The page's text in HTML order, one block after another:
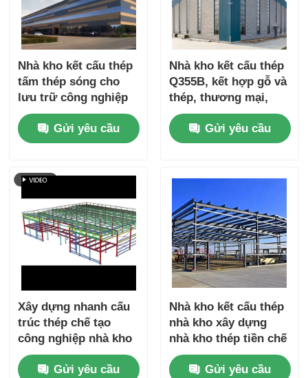
Nhà kho kết cấu thép
tấm thép sóng cho
lưu trữ công nghiệp
Gửi yêu cầu
Nhà kho kết cấu thép
Q355B, kết hợp gỗ và
thép, thương mại,
container lắp ghép
Gửi yêu cầu
Xây dựng nhanh cấu
trúc thép chế tạo
công nghiệp nhà kho
kim loại tòa nhà với
thiết kế chuyên
Gửi yêu cầu
Nhà kho kết cấu thép
nhà kho xây dựng
nhà kho thép tiền chế
nhà xưởng nhà kho
nhà xưởngGửi yêu cầu